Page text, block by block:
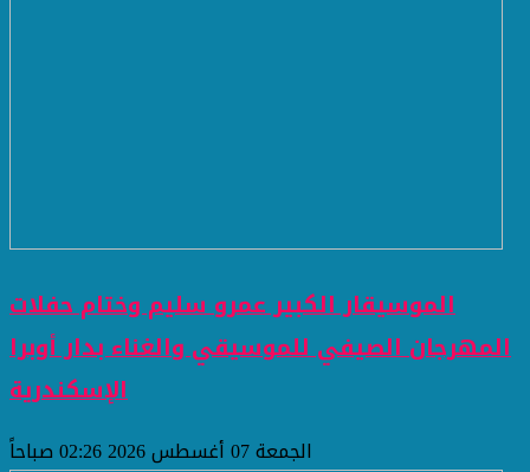
الموسيقار الكبير عمرو سليم وختام حفلات
المهرجان الصيفي للموسيقي والغناء بدار أوبرا
الإسكندرية
الجمعة 07 أغسطس 2026 02:26 صباحاً